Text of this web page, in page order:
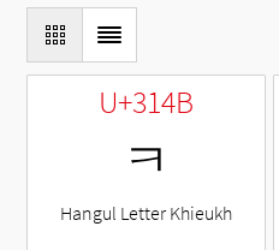
U+314B
ㅋ
Hangul Letter Khieukh